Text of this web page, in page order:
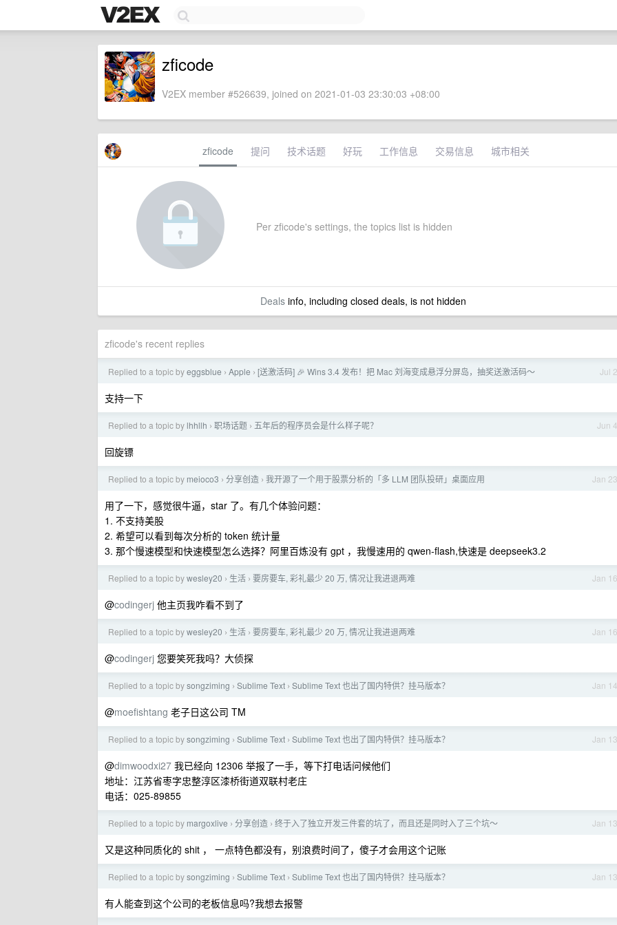
zficode
V2EX member #526639, joined on 2021-01-03 23:30:03 +08:00
zficode 提问 技术话题 好玩 工作信息 交易信息 城市相关
Per zficode's settings, the topics list is hidden
Dealsinfo, including closed deals, is not hidden
zficode's recent replies
Jul 2
Replied to a topic byeggsblue › Apple › [送激活码] 🎉 Wins 3.4 发布！把 Mac 刘海变成悬浮分屏岛，抽奖送激活码～
支持一下
Jun 4
Replied to a topic by lhhllh › 职场话题 › 五年后的程序员会是什么样子呢？
回旋镖
Jan 23
Replied to a topic by meioco3 › 分享创造 › 我开源了一个用于股票分析的「多 LLM 团队投研」桌面应用
用了一下，感觉很牛逼，star 了。有几个体验问题：
1. 不支持美股
2. 希望可以看到每次分析的 token 统计量
3. 那个慢速模型和快速模型怎么选择？阿里百炼没有 gpt ，我慢速用的 qwen-flash,快速是 deepseek3.2
Jan 16
Replied to a topic bywesley20 › 生活 › 要房要车, 彩礼最少 20 万, 情况让我进退两难
@codingerj 他主页我咋看不到了
Jan 16
Replied to a topic bywesley20 › 生活 › 要房要车, 彩礼最少 20 万, 情况让我进退两难
@codingerj 您要笑死我吗？大侦探
Jan 14
Replied to a topic bysongziming › Sublime Text › Sublime Text 也出了国内特供？挂马版本？
@moefishtang 老子日这公司 TM
Jan 13
Replied to a topic bysongziming › Sublime Text › Sublime Text 也出了国内特供？挂马版本？
@dimwoodxi27 我已经向 12306 举报了一手，等下打电话问候他们
地址：江苏省枣字忠整淳区漆桥街道双联村老庄
电话：025-89855
Jan 13
Replied to a topic by margoxlive › 分享创造 › 终于入了独立开发三件套的坑了，而且还是同时入了三个坑～
又是这种同质化的 shit ， 一点特色都没有，别浪费时间了，傻子才会用这个记账
Jan 13
Replied to a topic bysongziming › Sublime Text › Sublime Text 也出了国内特供？挂马版本？
有人能查到这个公司的老板信息吗?我想去报警